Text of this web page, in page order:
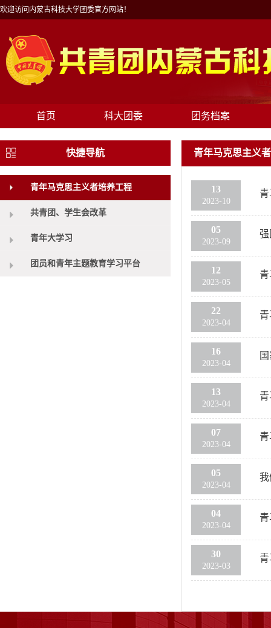
欢迎访问内蒙古科技大学团委官方网站！
首页 科大团委 团务档案
快捷导航
青年马克思主义者培养工程
共青团、学生会改革
青年大学习
团员和青年主题教育学习平台
青年马克思主义
13
2023-10
05
2023-09
强
12
2023-05
22
2023-04
16
2023-04
13
2023-04
07
2023-04
05
2023-04
我
04
2023-04
30
2023-03